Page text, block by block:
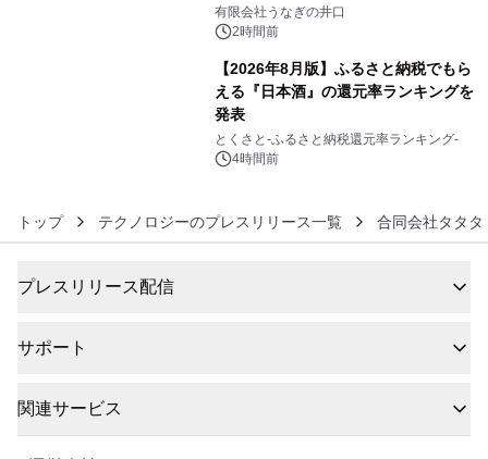
「井口の誉」誕生
有限会社うなぎの井口
2時間前
【2026年8月版】ふるさと納税でもら
える『日本酒』の還元率ランキングを
発表
とくさと-ふるさと納税還元率ランキング-
4時間前
トップ テクノロジーのプレスリリース一覧 合同会社タタタ
プレスリリース配信
サポート
関連サービス